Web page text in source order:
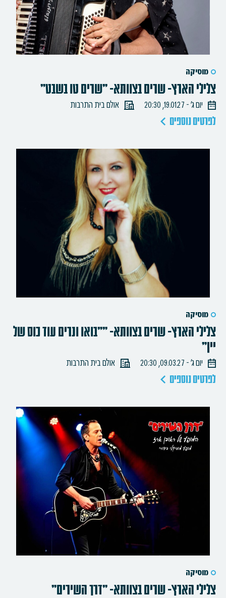
מוסיקה
צלילי הארץ- שרים בצוותא- "שרים טו בשבט"
יום ג׳ - 19.01.27, 20:30 אולם בית התרבות
לפרטים נוספים
מוסיקה
צלילי הארץ- שרים בצוותא- ""בואו ונרים עוד כוס של
יין"
יום ג׳ - 09.03.27, 20:30 אולם בית התרבות
לפרטים נוספים
מוסיקה
צלילי הארץ- שרים בצוותא- "דרך השירים"